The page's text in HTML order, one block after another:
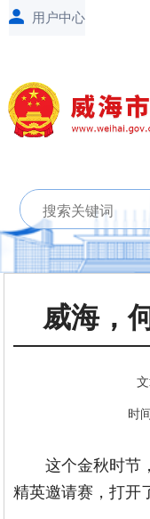
威海，
时
这个金秋时节
精英邀请赛，打开